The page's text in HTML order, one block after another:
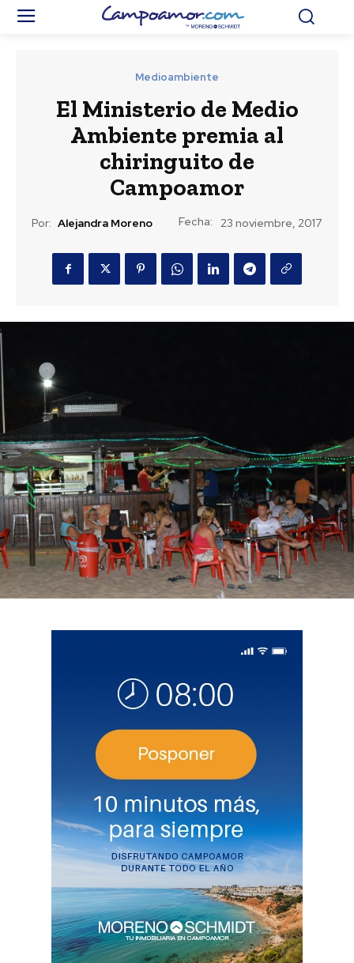
Medioambiente
El Ministerio de Medio
Ambiente premia al
chiringuito de
Campoamor
Por: Alejandra Moreno Fecha: 23 noviembre, 2017